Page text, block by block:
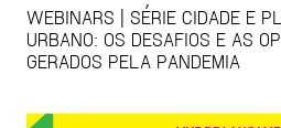
WEBINARS | SÉRIE CIDADE E
URBANO: OS DESAFIOS E AS
GERADOS PELA PANDEMIA